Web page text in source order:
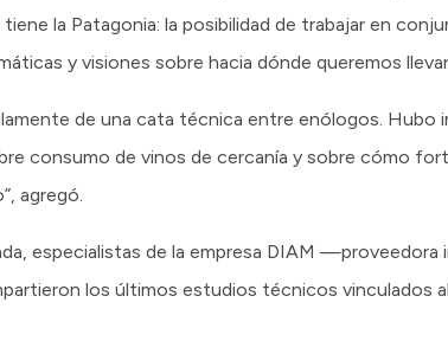
la Patagonia: la posibilidad de trabajar en
y visiones sobre hacia dónde queremos
de una cata técnica entre enólogos. Hubo
consumo de vinos de cercanía y sobre cómo
agregó.
especialistas de la empresa DIAM
los últimos estudios técnicos vinculados